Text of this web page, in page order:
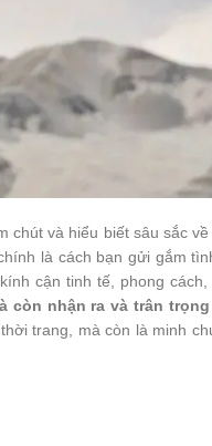
chút và hiểu biết sâu sắc
là cách bạn gửi gắm
cận tinh tế, phong cách,
còn nhận ra và trân
trang, mà còn là minh